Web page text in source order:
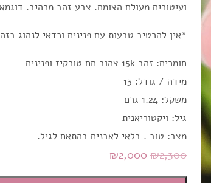
ועיטורים מעולם הצומח. צבע זהב מרהיב.
*אין להרטיב טבעות עם פנינים וכדאי לנהוג
חומרים: זהב 15k צהוב חם טורקיז ופנינים
מידה / גודל: 13
משקל: 1.24 גרם
גיל: ויקטוריאנית
מצב: טוב . בלאי לאבנים בהתאם לגיל.
₪2,300
המחיר
המקורי
₪2,000
הנוכחי